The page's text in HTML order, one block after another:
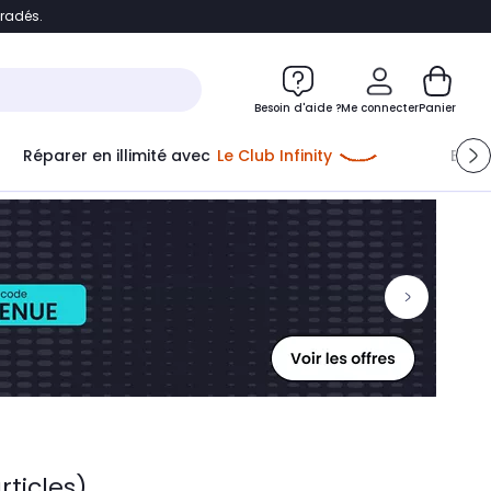
Besoin d'aide ?Me connecter
Me connecter
Nouveau clientCréer mon compte
ou me connecter avec
Panier
Réparer en illimité avec Le Club Infinity